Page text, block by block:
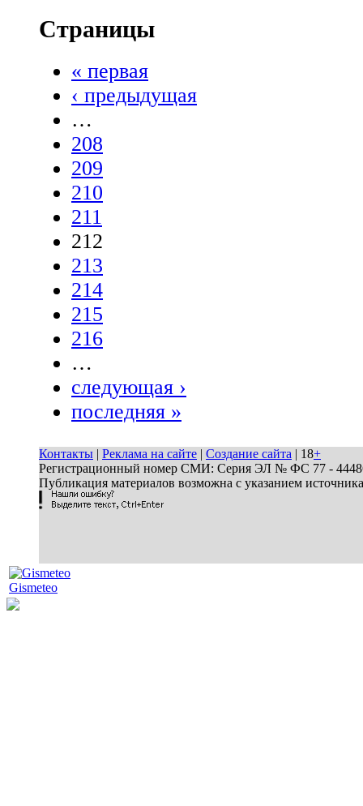
Страницы
« первая
‹ предыдущая
…
208
209
210
211
212
213
214
215
216
…
следующая ›
последняя »
Контакты | Реклама на сайте | Создание сайта | 18+
Регистрационный номер СМИ: Серия ЭЛ № ФС 77 - 44486
Публикация материалов возможна с указанием
Gismeteo